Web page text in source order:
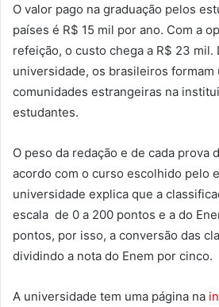
O valor pago na graduação pelos
países é R$ 15 mil por ano. Com a
refeição, o custo chega a R$ 23 mil.
universidade, os brasileiros formam
comunidades estrangeiras na
estudantes.
O peso da redação e de cada prova
acordo com o curso escolhido pelo
universidade explica que a
escala de 0 a 200 pontos e a do
pontos, por isso, a conversão das
dividindo a nota do Enem por cinco.
A universidade tem uma página na